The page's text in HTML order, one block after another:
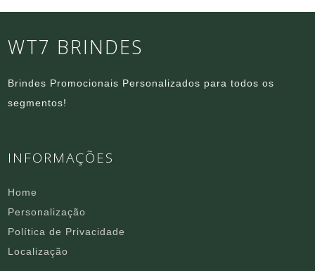
WT7 BRINDES
Brindes Promocionais Personalizados para todos os
segmentos!
INFORMAÇÕES
Home
Personalização
Política de Privacidade
Localização